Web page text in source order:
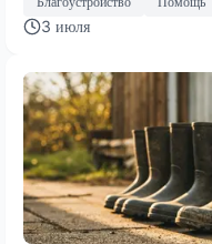
3 июля